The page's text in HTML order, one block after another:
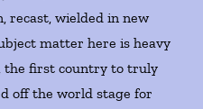
recast, wielded in new
matter here is heavy
the first country to truly
off the world stage for